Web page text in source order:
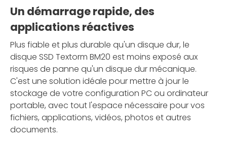
Un démarrage rapide, des
applications réactives
Plus fiable et plus durable qu'un disque dur, le
disque SSD Textorm BM20 est moins exposé aux
risques de panne qu'un disque dur mécanique.
C'est une solution idéale pour mettre à jour le
stockage de votre configuration PC ou ordinateur
portable, avec tout l'espace nécessaire pour vos
fichiers, applications, vidéos, photos et autres
documents.